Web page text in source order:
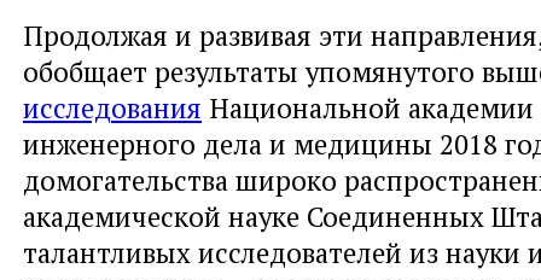
Продолжая и развивая эти
обобщает результаты упомянутого
исследования Национальной академии
инженерного дела и медицины 2018
домогательства широко
академической науке Соединенных
талантливых исследователей из науки